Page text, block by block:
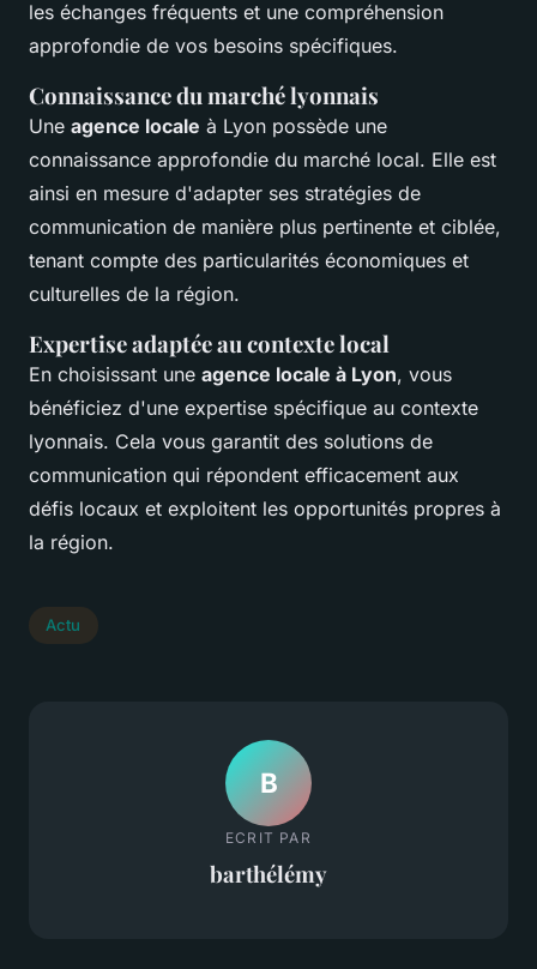
les échanges fréquents et une compréhension
approfondie de vos besoins spécifiques.
Connaissance du marché lyonnais
Une agence locale à Lyon possède une
connaissance approfondie du marché local. Elle est
ainsi en mesure d'adapter ses stratégies de
communication de manière plus pertinente et ciblée,
tenant compte des particularités économiques et
culturelles de la région.
Expertise adaptée au contexte local
En choisissant une agence locale à Lyon, vous
bénéficiez d'une expertise spécifique au contexte
lyonnais. Cela vous garantit des solutions de
communication qui répondent efficacement aux
défis locaux et exploitent les opportunités propres à
la région.
Actu
B
ECRIT PAR
barthélémy